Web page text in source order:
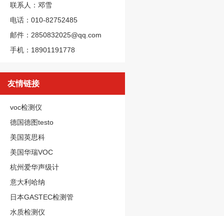
联系人：邓雪
电话：010-82752485
邮件：2850832025@qq.com
手机：18901191778
友情链接
voc检测仪
德国德图testo
美国英思科
美国华瑞VOC
杭州爱华声级计
意大利哈纳
日本GASTEC检测管
水质检测仪